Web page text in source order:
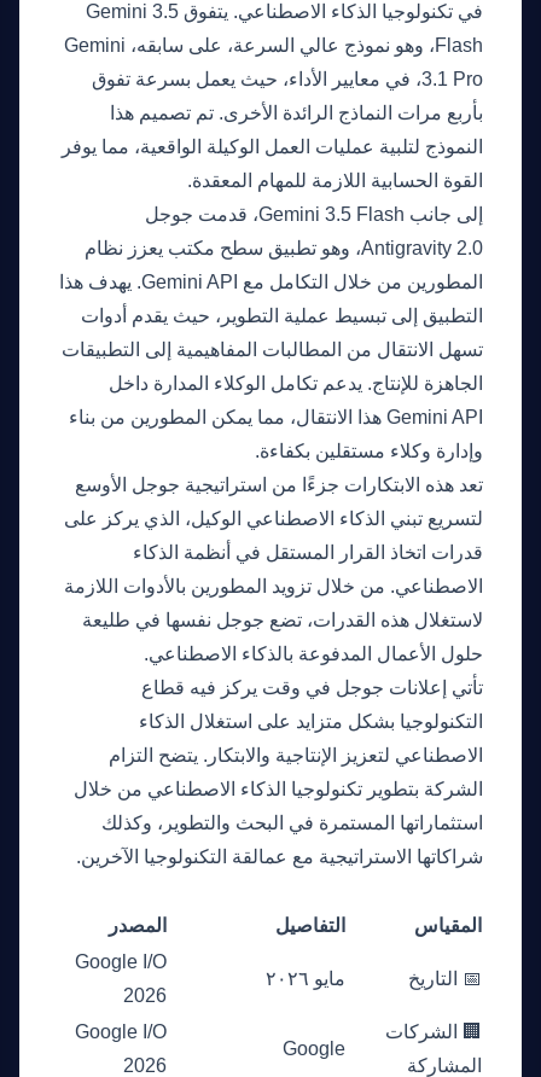
في تكنولوجيا الذكاء الاصطناعي. يتفوق Gemini 3.5
Flash، وهو نموذج عالي السرعة، على سابقه، Gemini
3.1 Pro، في معايير الأداء، حيث يعمل بسرعة تفوق
بأربع مرات النماذج الرائدة الأخرى. تم تصميم هذا
النموذج لتلبية عمليات العمل الوكيلة الواقعية، مما يوفر
القوة الحسابية اللازمة للمهام المعقدة.
إلى جانب Gemini 3.5 Flash، قدمت جوجل
Antigravity 2.0، وهو تطبيق سطح مكتب يعزز نظام
المطورين من خلال التكامل مع Gemini API. يهدف هذا
التطبيق إلى تبسيط عملية التطوير، حيث يقدم أدوات
تسهل الانتقال من المطالبات المفاهيمية إلى التطبيقات
الجاهزة للإنتاج. يدعم تكامل الوكلاء المدارة داخل
Gemini API هذا الانتقال، مما يمكن المطورين من بناء
وإدارة وكلاء مستقلين بكفاءة.
تعد هذه الابتكارات جزءًا من استراتيجية جوجل الأوسع
لتسريع تبني الذكاء الاصطناعي الوكيل، الذي يركز على
قدرات اتخاذ القرار المستقل في أنظمة الذكاء
الاصطناعي. من خلال تزويد المطورين بالأدوات اللازمة
لاستغلال هذه القدرات، تضع جوجل نفسها في طليعة
حلول الأعمال المدفوعة بالذكاء الاصطناعي.
تأتي إعلانات جوجل في وقت يركز فيه قطاع
التكنولوجيا بشكل متزايد على استغلال الذكاء
الاصطناعي لتعزيز الإنتاجية والابتكار. يتضح التزام
الشركة بتطوير تكنولوجيا الذكاء الاصطناعي من خلال
استثماراتها المستمرة في البحث والتطوير، وكذلك
شراكاتها الاستراتيجية مع عمالقة التكنولوجيا الآخرين.
المقياس التفاصيل المصدر
📅 التاريخ مايو ٢٠٢٦
Google I/O
2026
🏢 الشركات
المشاركة
Google
Google I/O
2026